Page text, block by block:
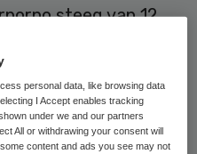
steeg van 12
bericht van de NOS.
kinderen
is gehaald, komt
personal data, like browsing data
I Accept enables tracking
under we and our partners
All or withdrawing your consent will
content and ads you see may not